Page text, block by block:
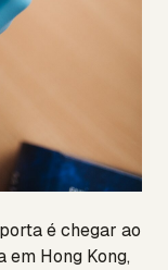
é chegar ao
em Hong Kong,